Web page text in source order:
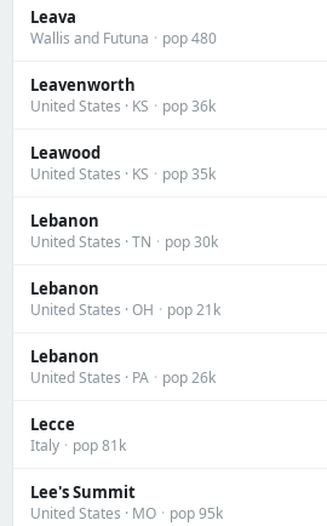
Leava
Wallis and Futuna · pop 480
Leavenworth
United States · KS · pop 36k
Leawood
United States · KS · pop 35k
Lebanon
United States · TN · pop 30k
Lebanon
United States · OH · pop 21k
Lebanon
United States · PA · pop 26k
Lecce
Italy · pop 81k
Lee's Summit
United States · MO · pop 95k